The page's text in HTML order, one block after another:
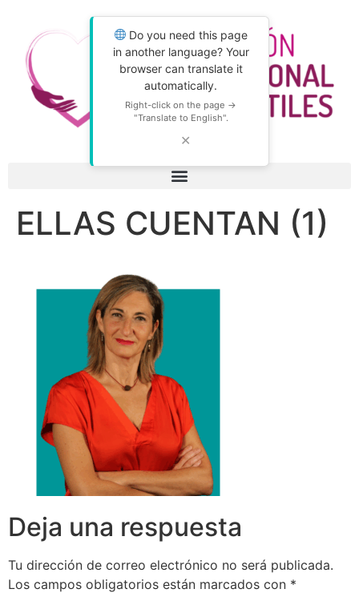
Do you need this page
in another language? Your
browser can translate it
automatically.
Right-click on the page →
"Translate to English".
✕
ELLAS CUENTAN (1)
Deja una respuesta
Tu dirección de correo electrónico no será publicada.
Los campos obligatorios están marcados con *